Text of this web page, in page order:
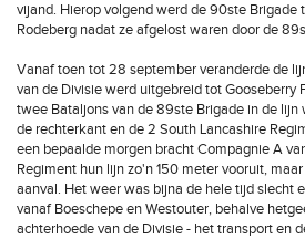
vijand. Hierop volgend werd de 90ste Brigade
Rodeberg nadat ze afgelost waren door de
Vanaf toen tot 28 september veranderde de
van de Divisie werd uitgebreid tot Gooseberry
twee Bataljons van de 89ste Brigade in de lijn
de rechterkant en de 2 South Lancashire
een bepaalde morgen bracht Compagnie A
Regiment hun lijn zo'n 150 meter vooruit,
aanval. Het weer was bijna de hele tijd slecht
vanaf Boeschepe en Westouter, behalve
achterhoede van de Divisie - het transport en